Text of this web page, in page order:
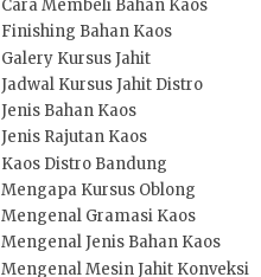
Cara Membeli Bahan Kaos
Finishing Bahan Kaos
Galery Kursus Jahit
Jadwal Kursus Jahit Distro
Jenis Bahan Kaos
Jenis Rajutan Kaos
Kaos Distro Bandung
Mengapa Kursus Oblong
Mengenal Gramasi Kaos
Mengenal Jenis Bahan Kaos
Mengenal Mesin Jahit Konveksi